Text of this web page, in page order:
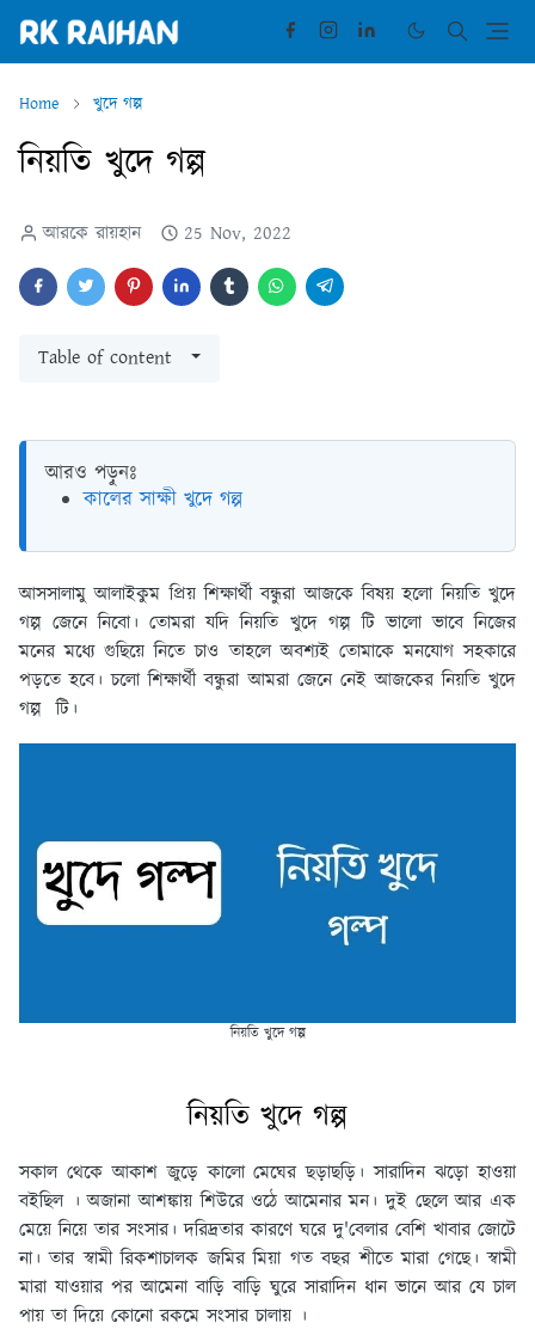
Home খুদে গল্প
নিয়তি খুদে গল্প
আরকে রায়হান 25 Nov, 2022
Table of content
আরও পড়ুনঃ
কালের সাক্ষী খুদে গল্প
আসসালামু আলাইকুম প্রিয় শিক্ষার্থী বন্ধুরা আজকে বিষয় হলো নিয়তি খুদে
গল্প জেনে নিবো। তোমরা যদি নিয়তি খুদে গল্প টি ভালো ভাবে নিজের
মনের মধ্যে গুছিয়ে নিতে চাও তাহলে অবশ্যই তোমাকে মনযোগ সহকারে
পড়তে হবে। চলো শিক্ষার্থী বন্ধুরা আমরা জেনে নেই আজকের নিয়তি খুদে
গল্প টি।
নিয়তি খুদে গল্প
নিয়তি খুদে গল্প
সকাল থেকে আকাশ জুড়ে কালো মেঘের ছড়াছড়ি। সারাদিন ঝড়ো হাওয়া
বইছিল । অজানা আশঙ্কায় শিউরে ওঠে আমেনার মন। দুই ছেলে আর এক
মেয়ে নিয়ে তার সংসার। দরিদ্রতার কারণে ঘরে দু'বেলার বেশি খাবার জোটে
না। তার স্বামী রিকশাচালক জমির মিয়া গত বছর শীতে মারা গেছে। স্বামী
মারা যাওয়ার পর আমেনা বাড়ি বাড়ি ঘুরে সারাদিন ধান ভানে আর যে চাল
পায় তা দিয়ে কোনো রকমে সংসার চালায় ।